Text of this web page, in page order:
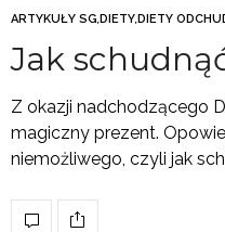
ARTYKUŁY SG,DIETY,DIETY
Jak
Z okazji nadchodzącego
magiczny prezent.
niemożliwego, czyli jak